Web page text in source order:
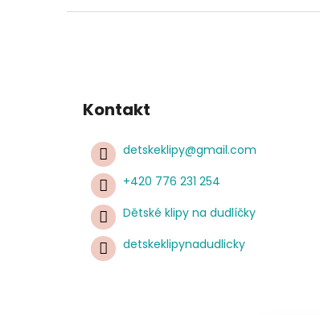
Kontakt
detskeklipy@gmail.com
+420 776 231 254
Dětské klipy na dudlíčky
detskeklipynadudlicky